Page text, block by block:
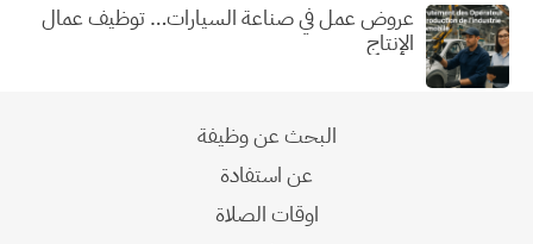
عروض عمل في صناعة السيارات… توظيف عمال
الإنتاج
البحث عن وظيفة
عن استفادة
اوقات الصلاة